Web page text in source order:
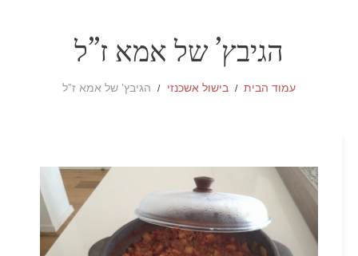
הגיבץ’ של אמא ז”ל
עמוד הבית בישול אשכנזי הגיבץ’ של אמא ז”ל